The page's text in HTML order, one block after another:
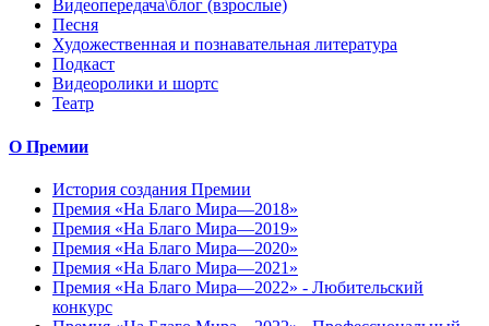
Видеопередача\блог (взрослые)
Песня
Художественная и познавательная литература
Подкаст
Видеоролики и шортс
Театр
О Премии
История создания Премии
Премия «На Благо Мира—2018»
Премия «На Благо Мира—2019»
Премия «На Благо Мира—2020»
Премия «На Благо Мира—2021»
Премия «На Благо Мира—2022» - Любительский
конкурс